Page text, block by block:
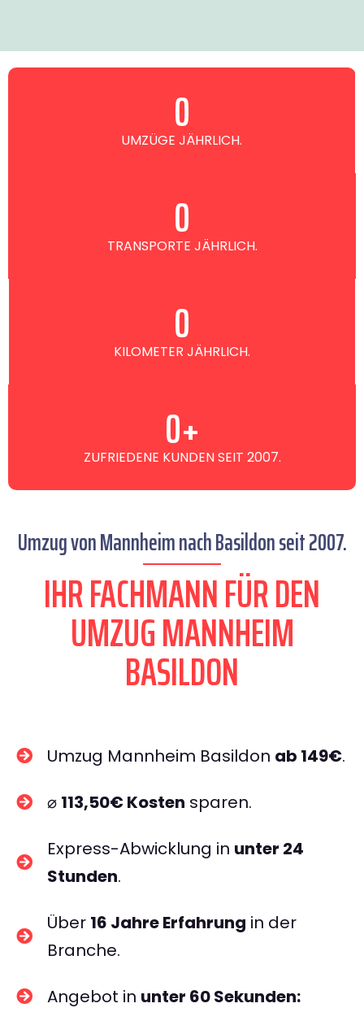
UMZÜGE JÄHRLICH.
0
TRANSPORTE JÄHRLICH.
0
KILOMETER JÄHRLICH.
0
ZUFRIEDENE KUNDEN SEIT 2007.
0+
Umzug von Mannheim nach Basildon seit 2007.
IHR FACHMANN FÜR DEN
UMZUG MANNHEIM
BASILDON
Umzug Mannheim Basildon ab 149€.
⌀ 113,50€ Kosten sparen.
Express-Abwicklung in unter 24
Stunden.
Über 16 Jahre Erfahrung in der
Branche.
Angebot in unter 60 Sekunden: